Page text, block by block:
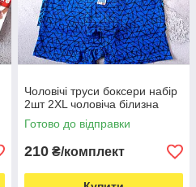
Чоловічі труси боксери набір
2шт 2XL чоловіча білизна
Готово до відправки
210 ₴/комплект